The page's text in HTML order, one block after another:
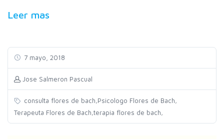
Leer mas
7 mayo, 2018
Jose Salmeron Pascual
consulta flores de bach Psicologo Flores de Bach
Terapeuta Flores de Bach terapia flores de bach